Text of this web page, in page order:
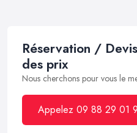
Réservation /
des prix
Nous cherchons pour vous le
Appelez 09 88 29 01